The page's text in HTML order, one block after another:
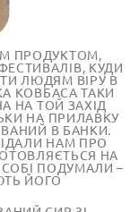
ПРОДУКТОМ,
КУДИ
ЛЮДЯМ ВІРУ В
КОВБАСА ТАКИ
НА ТОЙ ЗАХІД
НА ПРИЛАВКУ
В БАНКИ.
НАМ ПРО
НА
ПОДУМАЛИ –
ЙОГО